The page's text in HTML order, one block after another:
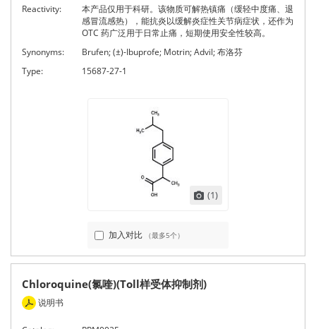
Reactivity:
本产品仅用于科研。该物质可解热镇痛（缓轻中度痛、退
感冒流感热），能抗炎以缓解炎症性关节病症状，还作为
OTC 药广泛用于日常止痛，短期使用安全性较高。
Synonyms:
Brufen; (±)-Ibuprofe; Motrin; Advil; 布洛芬
Type:
15687-27-1
(1)
加入对比 （最多5个）
Chloroquine(氯喹)(Toll样受体抑制剂)
说明书